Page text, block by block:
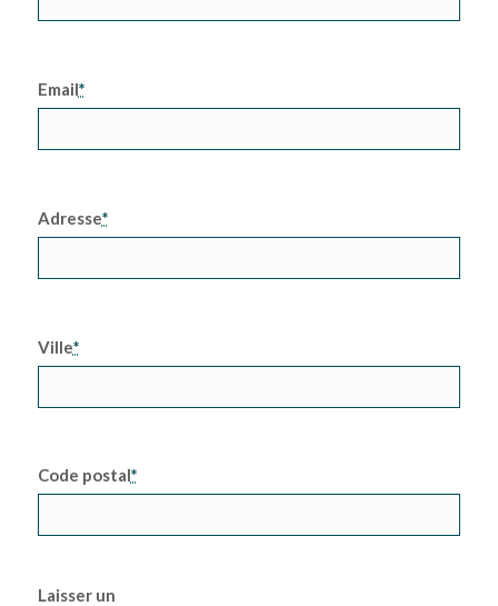
Email*
Adresse*
Ville*
Code postal*
Laisser un